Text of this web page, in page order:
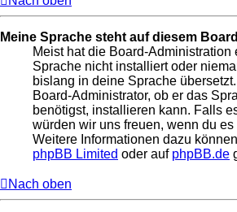
Meine Sprache steht auf diesem
Meist hat die Board-Administration
Sprache nicht installiert oder
bislang in deine Sprache
Board-Administrator, ob er das
benötigst, installieren kann. Falls
würden wir uns freuen, wenn du
Weitere Informationen dazu
phpBB Limited oder auf phpBB.de
Nach oben